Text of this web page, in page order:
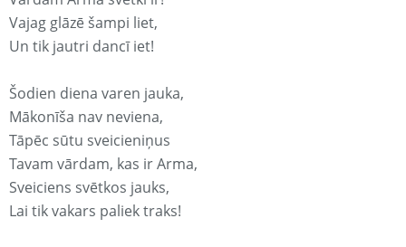
Vajag glāzē šampi liet,
Un tik jautri dancī iet!
Šodien diena varen jauka,
Mākonīša nav neviena,
Tāpēc sūtu sveicieniņus
Tavam vārdam, kas ir Arma,
Sveiciens svētkos jauks,
Lai tik vakars paliek traks!